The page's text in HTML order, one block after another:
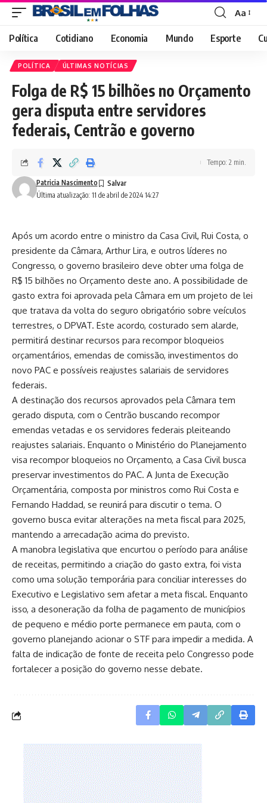
Font
Resizer
Aa
Política Cotidiano Economia Mundo Esporte
POLÍTICA ÚLTIMAS NOTÍCIAS
Folga de R$ 15 bilhões no Orçamento
gera disputa entre servidores
federais, Centrão e governo
Última atualização: 11 de abril de 2024 14:27
Patricia Nascimento
Tempo: 2 min.
Após um acordo entre o ministro da Casa Civil, Rui Costa, o
presidente da Câmara, Arthur Lira, e outros líderes no
Congresso, o governo brasileiro deve obter uma folga de
R$ 15 bilhões no Orçamento deste ano. A possibilidade de
gasto extra foi aprovada pela Câmara em um projeto de lei
que tratava da volta do seguro obrigatório sobre veículos
terrestres, o DPVAT. Este acordo, costurado sem alarde,
permitirá destinar recursos para recompor bloqueios
orçamentários, emendas de comissão, investimentos do
novo PAC e possíveis reajustes salariais de servidores
federais.
A destinação dos recursos aprovados pela Câmara tem
gerado disputa, com o Centrão buscando recompor
emendas vetadas e os servidores federais pleiteando
reajustes salariais. Enquanto o Ministério do Planejamento
visa recompor bloqueios no Orçamento, a Casa Civil busca
preservar investimentos do PAC. A Junta de Execução
Orçamentária, composta por ministros como Rui Costa e
Fernando Haddad, se reunirá para discutir o tema. O
governo busca evitar alterações na meta fiscal para 2025,
mantendo a arrecadação acima do previsto.
A manobra legislativa que encurtou o período para análise
de receitas, permitindo a criação do gasto extra, foi vista
como uma solução temporária para conciliar interesses do
Executivo e Legislativo sem afetar a meta fiscal. Enquanto
isso, a desoneração da folha de pagamento de municípios
de pequeno e médio porte permanece em pauta, com o
governo planejando acionar o STF para impedir a medida. A
falta de indicação de fonte de receita pelo Congresso pode
fortalecer a posição do governo nesse debate.